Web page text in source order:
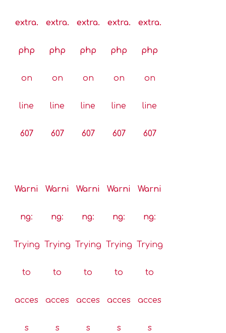
extra.
php
on
line
607
Warni
ng:
Trying
to
acces
s
extra.
php
on
line
607
Warni
ng:
Trying
to
acces
s
extra.
php
on
line
607
Warni
ng:
Trying
to
acces
s
extra.
php
on
line
607
Warni
ng:
Trying
to
acces
s
extra.
php
on
line
607
Warni
ng:
Trying
to
acces
s